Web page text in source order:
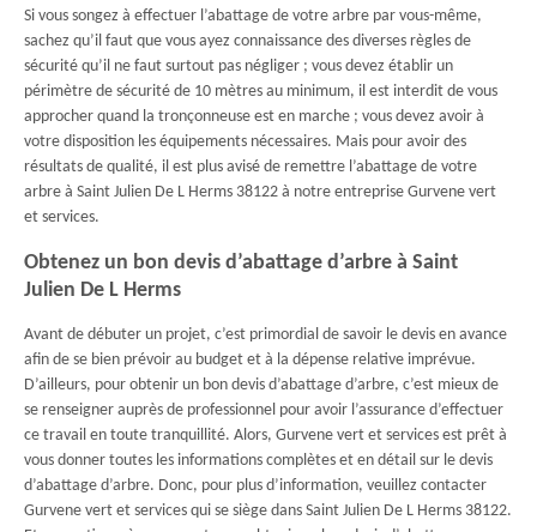
Si vous songez à effectuer l’abattage de votre arbre par vous-même,
sachez qu’il faut que vous ayez connaissance des diverses règles de
sécurité qu’il ne faut surtout pas négliger ; vous devez établir un
périmètre de sécurité de 10 mètres au minimum, il est interdit de vous
approcher quand la tronçonneuse est en marche ; vous devez avoir à
votre disposition les équipements nécessaires. Mais pour avoir des
résultats de qualité, il est plus avisé de remettre l’abattage de votre
arbre à Saint Julien De L Herms 38122 à notre entreprise Gurvene vert
et services.
Obtenez un bon devis d’abattage d’arbre à Saint
Julien De L Herms
Avant de débuter un projet, c’est primordial de savoir le devis en avance
afin de se bien prévoir au budget et à la dépense relative imprévue.
D’ailleurs, pour obtenir un bon devis d’abattage d’arbre, c’est mieux de
se renseigner auprès de professionnel pour avoir l’assurance d’effectuer
ce travail en toute tranquillité. Alors, Gurvene vert et services est prêt à
vous donner toutes les informations complètes et en détail sur le devis
d’abattage d’arbre. Donc, pour plus d’information, veuillez contacter
Gurvene vert et services qui se siège dans Saint Julien De L Herms 38122.